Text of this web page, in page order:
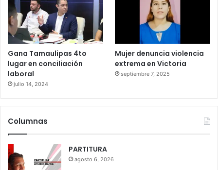
Gana Tamaulipas 4to
lugar en conciliación
laboral
julio 14, 2024
Mujer denuncia violencia
extrema en Victoria
septiembre 7, 2025
Columnas
PARTITURA
agosto 6, 2026